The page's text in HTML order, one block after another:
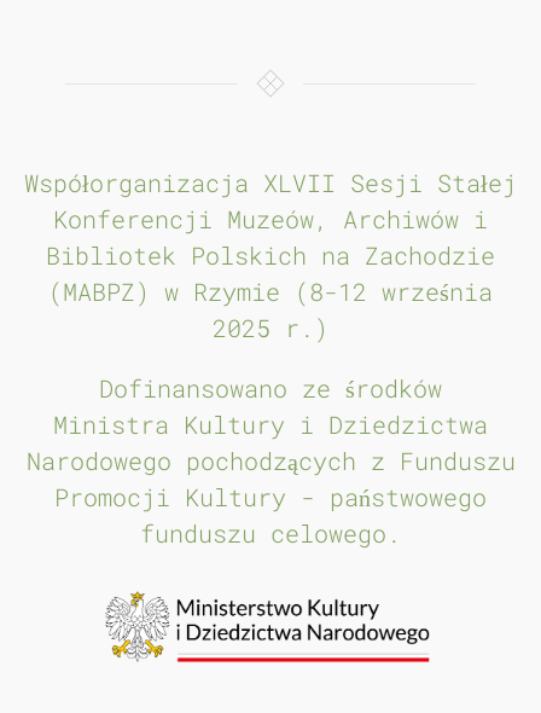
Współorganizacja XLVII Sesji Stałej
Konferencji Muzeów, Archiwów i
Bibliotek Polskich na Zachodzie
(MABPZ) w Rzymie (8-12 września
2025 r.)
Dofinansowano ze środków
Ministra Kultury i Dziedzictwa
Narodowego pochodzących z Funduszu
Promocji Kultury - państwowego
funduszu celowego.